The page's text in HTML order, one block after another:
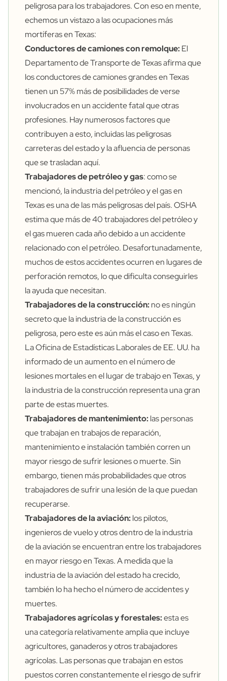
peligrosa para los trabajadores. Con eso en mente,
echemos un vistazo a las ocupaciones más
mortíferas en Texas:
Conductores de camiones con remolque:El
Departamento de Transporte de Texas afirma que
los conductores de camiones grandes en Texas
tienen un 57% más de posibilidades de verse
involucrados en un accidente fatal que otras
profesiones. Hay numerosos factores que
contribuyen a esto, incluidas las peligrosas
carreteras del estado y la afluencia de personas
que se trasladan aquí.
Trabajadores de petróleo y gas: como se
mencionó, la industria del petróleo y el gas en
Texas es una de las más peligrosas del país. OSHA
estima que más de 40 trabajadores del petróleo y
el gas mueren cada año debido a un accidente
relacionado con el petróleo. Desafortunadamente,
muchos de estos accidentes ocurren en lugares de
perforación remotos, lo que dificulta conseguirles
la ayuda que necesitan.
Trabajadores de la construcción:no es ningún
secreto que la industria de la construcción es
peligrosa, pero este es aún más el caso en Texas.
La Oficina de Estadísticas Laborales de EE. UU. ha
informado de un aumento en el número de
lesionesmortales en el lugar de trabajoen Texas, y
la industria de la construcción representa una gran
parte de estas muertes.
Trabajadores de mantenimiento:las personas
que trabajan en trabajos de reparación,
mantenimiento e instalación también corren un
mayor riesgo de sufrir lesiones o muerte. Sin
embargo, tienen más probabilidades que otros
trabajadores de sufrir una lesión de la que puedan
recuperarse.
Trabajadores de la aviación:los pilotos,
ingenieros de vuelo y otros dentro de la industria
de la aviación se encuentran entre los trabajadores
en mayor riesgo en Texas. A medida que la
industria de la aviación del estado ha crecido,
también lo ha hecho el número de accidentes y
muertes.
Trabajadores agrícolas y forestales:esta es
una categoría relativamente amplia que incluye
agricultores, ganaderos y otros trabajadores
agrícolas. Las personas que trabajan en estos
puestos corren constantemente el riesgo de sufrir